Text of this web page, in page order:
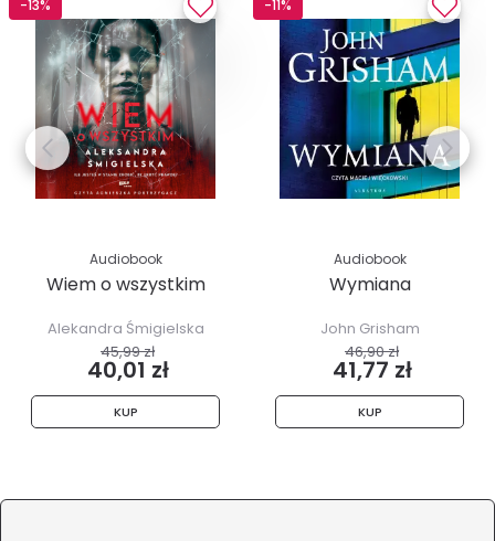
-13%
Audiobook
Wiem o wszystkim
Alekandra Śmigielska
45,99 zł
40,01 zł
KUP
-11%
Audiobook
Wymiana
John Grisham
46,90 zł
41,77 zł
KUP